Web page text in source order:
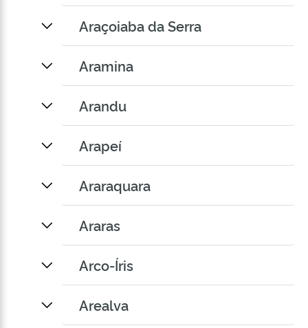
Araçoiaba da Serra
Aramina
Arandu
Arapeí
Araraquara
Araras
Arco-Íris
Arealva